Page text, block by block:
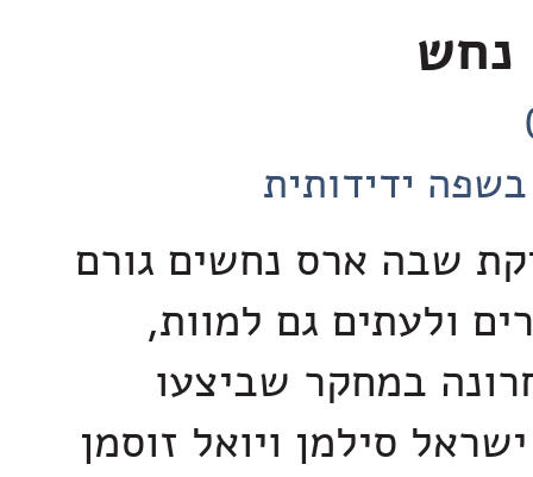
נחש
ידידותית
שבה ארס נחשים גורם
ולעתים גם למוות,
במחקר שביצעו
סילמן ויואל זוסמן